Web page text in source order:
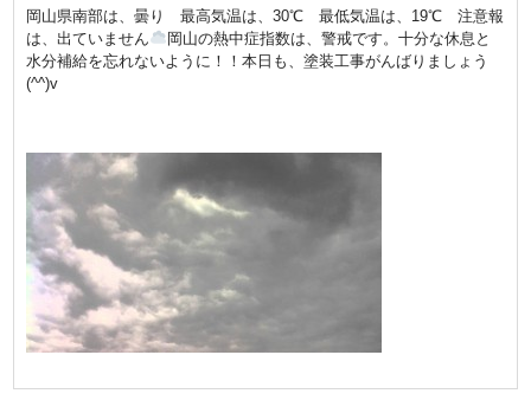
岡山県南部は、曇り 最高気温は、30℃ 最低気温は、19℃ 注意報
は、出ていません
岡山の熱中症指数は、警戒です。十分な休息と
水分補給を忘れないように！！本日も、塗装工事がんばりましょう
(^^)v